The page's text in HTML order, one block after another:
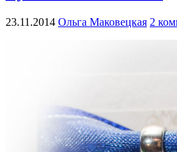
23.11.2014 Ольга Маковецкая 2